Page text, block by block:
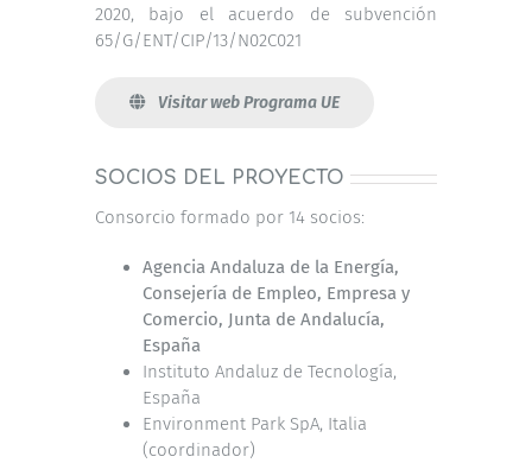
2020, bajo el acuerdo de subvención
65/G/ENT/CIP/13/N02C021
Visitar web Programa UE
SOCIOS DEL PROYECTO
Consorcio formado por 14 socios:
Agencia Andaluza de la Energía,
Consejería de Empleo, Empresa y
Comercio, Junta de Andalucía,
España
Instituto Andaluz de Tecnología,
España
Environment Park SpA, Italia
(coordinador)